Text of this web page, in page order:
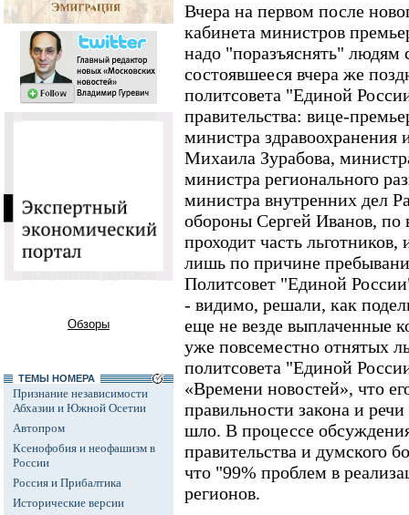
Обзоры
ТЕМЫ НОМЕРА
Признание независимости
Абхазии и Южной Осетии
Автопром
Ксенофобия и неофашизм в
России
Россия и Прибалтика
Исторические версии
Вчера на первом после
кабинета министров
надо "поразъяснять"
состоявшееся вчера же
политсовета "Единой
правительства: вице-
министра здравоохранения
Михаила Зурабова,
министра регионального
министра внутренних дел
обороны Сергей Иванов, по
проходит часть
лишь по причине
Политсовет "Единой
- видимо, решали, как
еще не везде выплаченные
уже повсеместно отнятых
политсовета "Единой
«Времени новостей», что
правильности закона и
шло. В процессе
правительства и думского
что "99% проблем в
регионов.